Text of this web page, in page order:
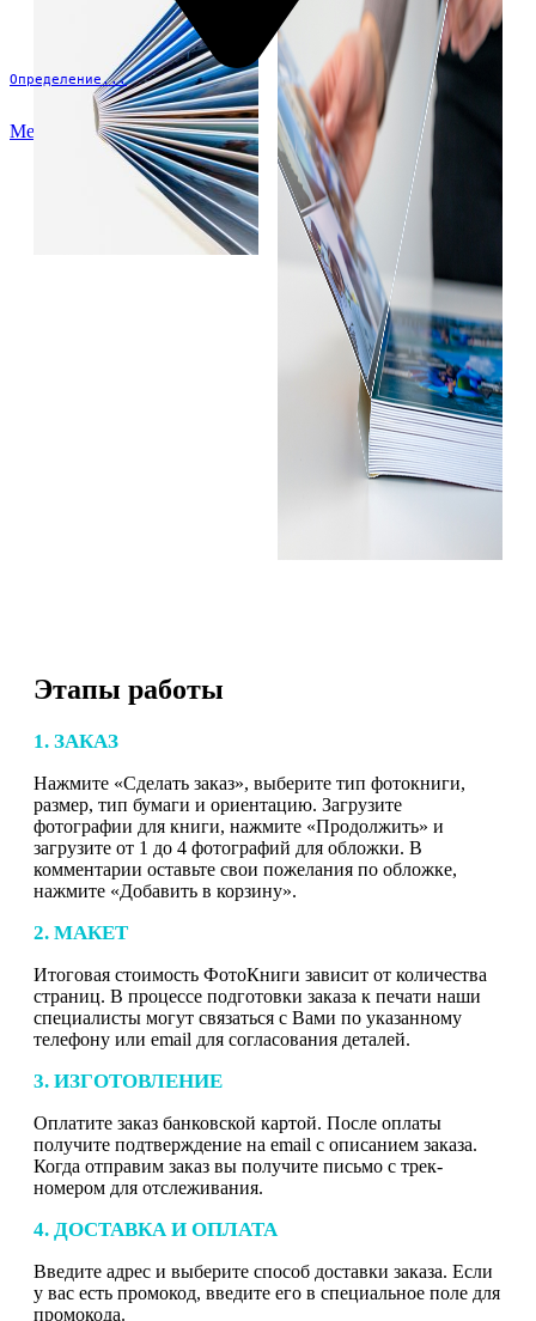
Определение...
Меню
Этапы работы
1. ЗАКАЗ
Нажмите «Сделать заказ», выберите тип фотокниги,
размер, тип бумаги и ориентацию. Загрузите
фотографии для книги, нажмите «Продолжить» и
загрузите от 1 до 4 фотографий для обложки. В
комментарии оставьте свои пожелания по обложке,
нажмите «Добавить в корзину».
2. МАКЕТ
Итоговая стоимость ФотоКниги зависит от количества
страниц. В процессе подготовки заказа к печати наши
специалисты могут связаться с Вами по указанному
телефону или email для согласования деталей.
3. ИЗГОТОВЛЕНИЕ
Оплатите заказ банковской картой. После оплаты
получите подтверждение на email с описанием заказа.
Когда отправим заказ вы получите письмо с трек-
номером для отслеживания.
4. ДОСТАВКА И ОПЛАТА
Введите адрес и выберите способ доставки заказа. Если
у вас есть промокод, введите его в специальное поле для
промокода.